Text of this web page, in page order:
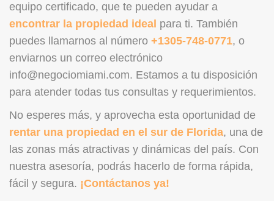
equipo certificado, que te pueden ayudar a
encontrar la propiedad ideal para ti. También
puedes llamarnos al número +1305-748-0771, o
enviarnos un correo electrónico
info@negociomiami.com. Estamos a tu disposición
para atender todas tus consultas y requerimientos.
No esperes más, y aprovecha esta oportunidad de
rentar una propiedad en el sur de Florida, una de
las zonas más atractivas y dinámicas del país. Con
nuestra asesoría, podrás hacerlo de forma rápida,
fácil y segura. ¡Contáctanos ya!